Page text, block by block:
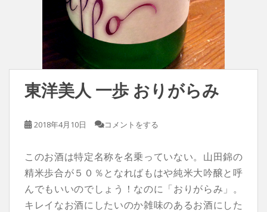
東洋美人 一歩 おりがらみ
2018年4月10日 コメントをする
このお酒は特定名称を名乗っていない。山田錦の
精米歩合が５０％となればもはや純米大吟醸と呼
んでもいいのでしょう！なのに「おりがらみ」。
キレイなお酒にしたいのか雑味のあるお酒にした